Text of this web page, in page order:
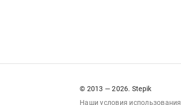
© 2013 — 2026. Stepik
Наши условия использования